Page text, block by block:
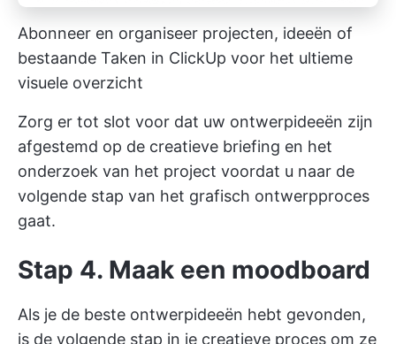
Abonneer en organiseer projecten, ideeën of
bestaande Taken in ClickUp voor het ultieme
visuele overzicht
Zorg er tot slot voor dat uw ontwerpideeën zijn
afgestemd op de creatieve briefing en het
onderzoek van het project voordat u naar de
volgende stap van het grafisch ontwerpproces
gaat.
Stap 4. Maak een moodboard
Als je de beste ontwerpideeën hebt gevonden,
is de volgende stap in je creatieve proces om ze